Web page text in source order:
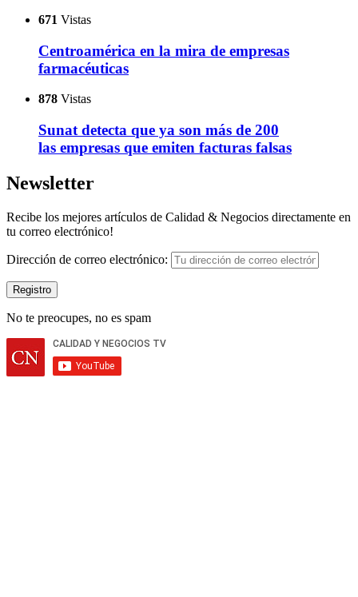
671 Vistas
Centroamérica en la mira de empresas
farmacéuticas
878 Vistas
Sunat detecta que ya son más de 200
las empresas que emiten facturas falsas
Newsletter
Recibe los mejores artículos de Calidad & Negocios directamente en
tu correo electrónico!
Dirección de correo electrónico:
No te preocupes, no es spam